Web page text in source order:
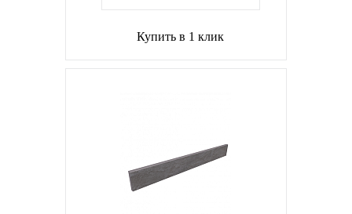
Купить в 1 клик